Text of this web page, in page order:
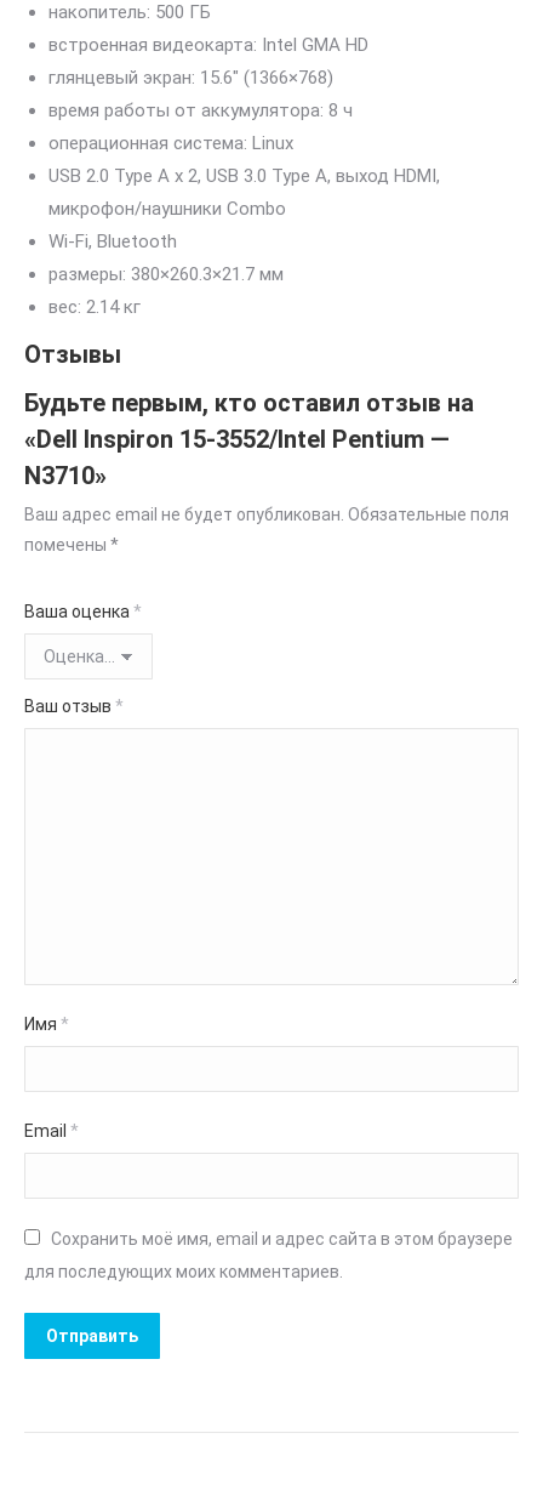
накопитель: 500 ГБ
встроенная видеокарта: Intel GMA HD
глянцевый экран: 15.6″ (1366×768)
время работы от аккумулятора: 8 ч
операционная система: Linux
USB 2.0 Type A x 2, USB 3.0 Type A, выход HDMI,
микрофон/наушники Combo
Wi-Fi, Bluetooth
pазмеры: 380×260.3×21.7 мм
вес: 2.14 кг
Отзывы
Будьте первым, кто оставил отзыв на
«Dell Inspiron 15-3552/Intel Pentium —
N3710»
Ваш адрес email не будет опубликован. Обязательные поля
помечены *
Ваша оценка *
Ваш отзыв *
Имя *
Email *
Сохранить моё имя, email и адрес сайта в этом браузере
для последующих моих комментариев.